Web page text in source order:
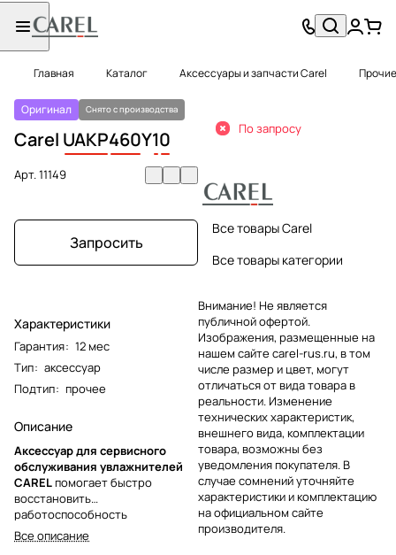
Главная Каталог Аксессуары и запчасти Carel
Оригинал Снято с производства
Carel UAKP460Y10
Арт.11149
Запросить
Характеристики
Гарантия: 12 мес
Тип: аксессуар
Подтип: прочее
Описание
Аксессуар для сервисного
обслуживания увлажнителей
CARELпомогает быстро
восстановить
работоспособность
оборудования и сохранить
исходные характеристики
Все описание
По запросу
Все товары Carel
Все товары категории
Внимание! Не является
публичной офертой.
Изображения, размещенные на
нашем сайте carel-rus.ru, в том
числе размер и цвет, могут
отличаться от вида товара в
реальности. Изменение
технических характеристик,
внешнего вида, комплектации
товара, возможны без
уведомления покупателя. В
случае сомнений уточняйте
характеристики и комплектацию
на официальном сайте
производителя.